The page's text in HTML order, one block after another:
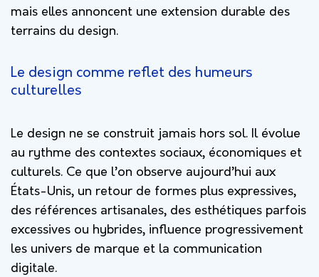
mais elles annoncent une extension durable des
terrains du design.
Le design comme reflet des humeurs
culturelles
Le design ne se construit jamais hors sol. Il évolue
au rythme des contextes sociaux, économiques et
culturels. Ce que l’on observe aujourd’hui aux
États-Unis, un retour de formes plus expressives,
des références artisanales, des esthétiques parfois
excessives ou hybrides, influence progressivement
les univers de marque et la communication
digitale.